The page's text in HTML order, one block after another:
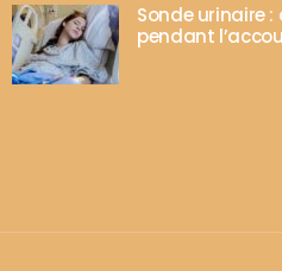
Sonde urinaire
pendant